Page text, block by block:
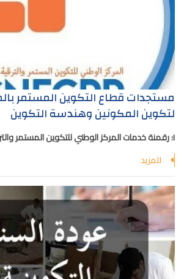
مستجدات قطاع التكوين المستمر
لتكوين المكونين وهندسة التكوين
I: رقمنة خدمات المركز الوطني للتكوين المستمر
للمزيد